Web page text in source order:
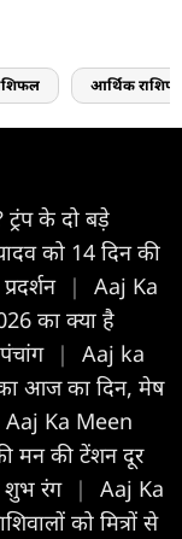
आर्थिक
के दो बड़े
को 14 दिन की
|
Aaj Ka
का क्या है
|
Aaj ka
आज का द‍िन, मेष
Aaj Ka Meen
मन की टेंशन दूर
शुभ रंग |
Aaj Ka
को मित्रों से